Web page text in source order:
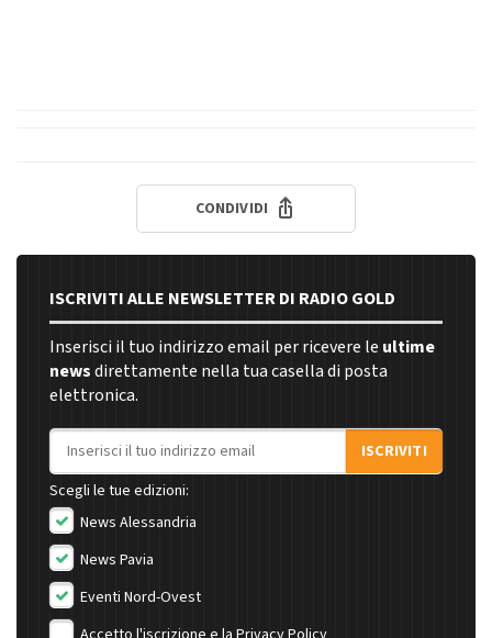
CONDIVIDI
ISCRIVITI ALLE NEWSLETTER DI RADIO GOLD
Inserisci il tuo indirizzo email per ricevere le ultime
newsdirettamente nella tua casella di posta
elettronica.
Indirizzo email
ISCRIVITI
Scegli le tue edizioni:
News Alessandria
News Pavia
Eventi Nord-Ovest